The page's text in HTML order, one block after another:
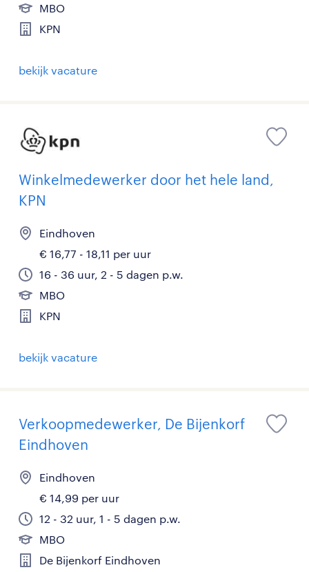
MBO
KPN
bekijk vacature
Winkelmedewerker door het hele land,
KPN
Eindhoven
€ 16,77 - 18,11 per uur
16 - 36 uur, 2 - 5 dagen p.w.
MBO
KPN
bekijk vacature
Verkoopmedewerker, De Bijenkorf
Eindhoven
Eindhoven
€ 14,99 per uur
12 - 32 uur, 1 - 5 dagen p.w.
MBO
De Bijenkorf Eindhoven